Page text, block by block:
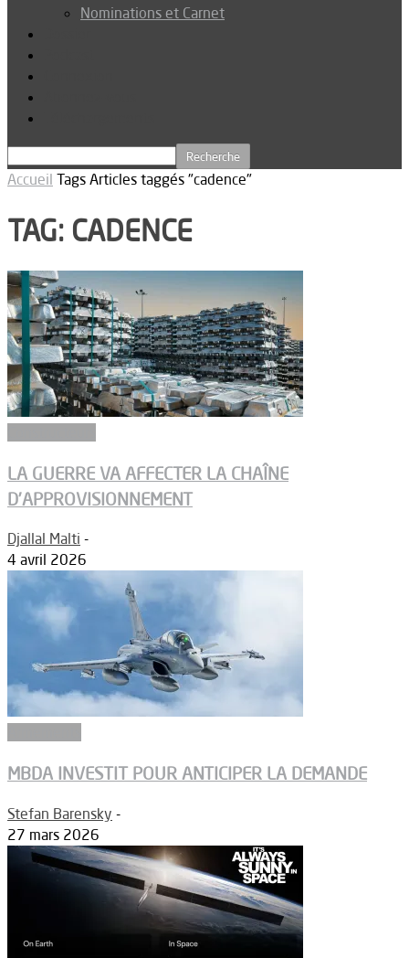
Nominations et Carnet
Accueil Tags Articles taggés "cadence"
TAG: CADENCE
LA GUERRE VA AFFECTER LA CHAÎNE
D’APPROVISIONNEMENT
Djallal Malti -
4 avril 2026
MBDA INVESTIT POUR ANTICIPER LA DEMANDE
Stefan Barensky -
27 mars 2026